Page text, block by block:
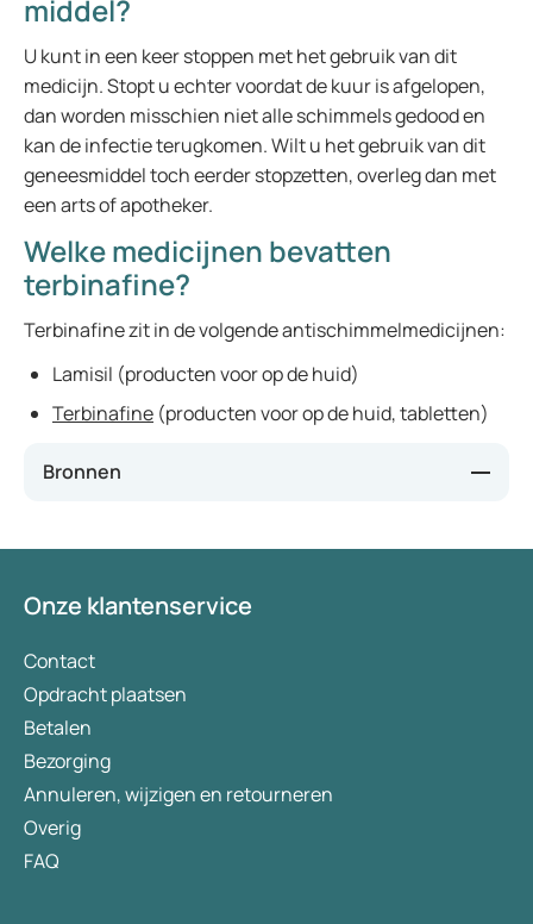
middel?
U kunt in een keer stoppen met het gebruik van dit
medicijn. Stopt u echter voordat de kuur is afgelopen,
dan worden misschien niet alle schimmels gedood en
kan de infectie terugkomen. Wilt u het gebruik van dit
geneesmiddel toch eerder stopzetten, overleg dan met
een arts of apotheker.
Welke medicijnen bevatten
terbinafine?
Terbinafine zit in de volgende antischimmelmedicijnen:
Lamisil (producten voor op de huid)
Terbinafine (producten voor op de huid, tabletten)
Bronnen
op-de-huid#!
Apotheek.nl (z.j.). Terbinafine tabletten,
geraadpleegd op 9 november 2018, op
https://www.apotheek.nl/medicijnen/terbinafine-
tabletten#!
Farmacotherapeutisch Kompas (z.j.). terbinafine
(in de dermatologie), geraadpleegd op 9 november
2018, op
Onze klantenservice
Contact
Opdracht plaatsen
Betalen
Bezorging
Annuleren, wijzigen en retourneren
Overig
FAQ